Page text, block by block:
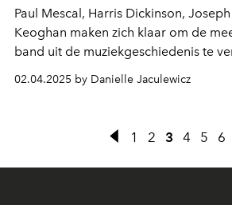
Paul Mescal, Harris Dickinson,
Keoghan maken zich klaar om de
band uit de muziekgeschiedenis te
ambitieuze biopic-project van Sam
02.04.2025 by Danielle Jaculewicz
1 2 3 4 5 6